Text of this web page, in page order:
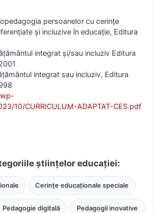
persoanelor cu cerinţe
şi incluzive în educaţie, Editura
integrat și/sau incluziv Editura
integrat sau incluziv, Editura
10/CURRICULUM-ADAPTAT-CES.pdf
științelor educației:
Cerințe educaționale speciale
Pedagogie digitală Pedagogii inovative